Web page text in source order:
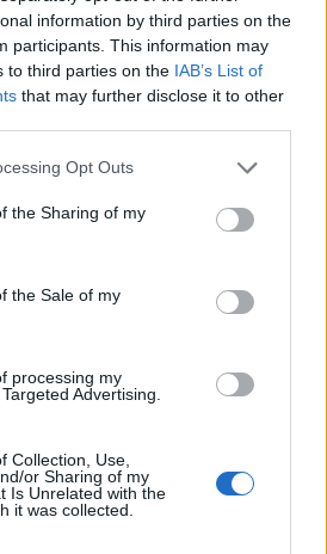
information by third parties on the
participants. This information may
to third parties on the IAB’s List of
that may further disclose it to other
app uses one or more Google
usage behaviour. You may click to
Google and its third-party tags to
specified purposes in below Google
Opt Outs
the Sharing of my
the Sale of my
processing my
Advertising.
Collection, Use,
or Sharing of my
Is Unrelated with the
it was collected.